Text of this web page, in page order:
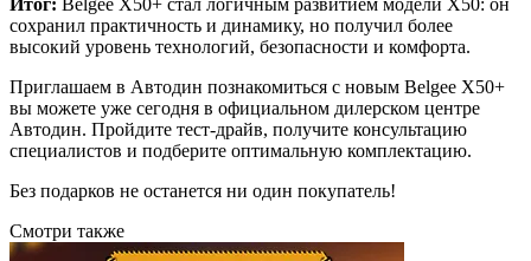
сохранил практичность и динамику, но получил более
высокий уровень технологий, безопасности и комфорта.
Приглашаем в Автодин познакомиться с новым Belgee X50+
вы можете уже сегодня в официальном дилерском центре
Автодин. Пройдите тест-драйв, получите консультацию
специалистов и подберите оптимальную комплектацию.
Без подарков не останется ни один покупатель!
Смотри также